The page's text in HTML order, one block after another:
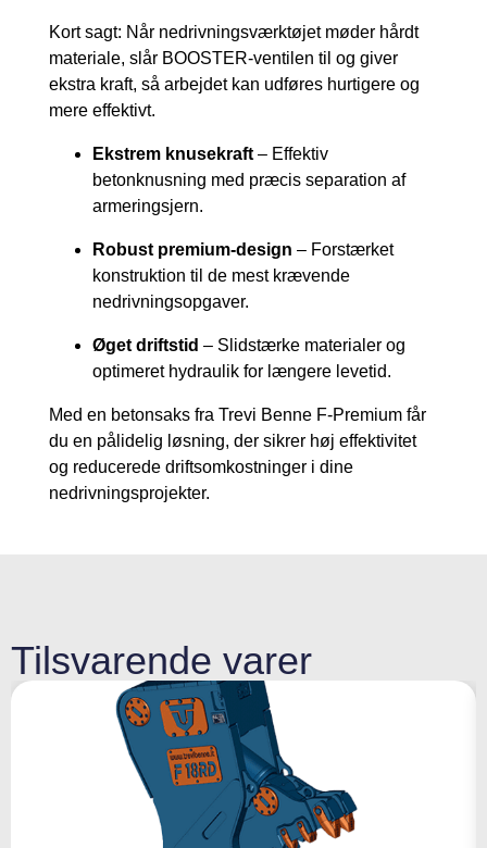
Kort sagt: Når nedrivningsværktøjet møder hårdt
materiale, slår BOOSTER-ventilen til og giver
ekstra kraft, så arbejdet kan udføres hurtigere og
mere effektivt.
Ekstrem knusekraft – Effektiv
betonknusning med præcis separation af
armeringsjern.
Robust premium-design – Forstærket
konstruktion til de mest krævende
nedrivningsopgaver.
Øget driftstid – Slidstærke materialer og
optimeret hydraulik for længere levetid.
Med en betonsaks fra Trevi Benne F-Premium får
du en pålidelig løsning, der sikrer høj effektivitet
og reducerede driftsomkostninger i dine
nedrivningsprojekter.
Tilsvarende varer